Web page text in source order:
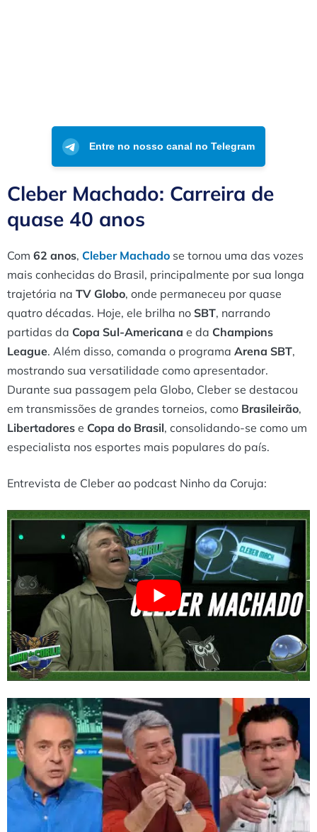
Entre no nosso canal no Telegram
Cleber Machado: Carreira de
quase 40 anos
Com 62 anos, Cleber Machado se tornou uma das vozes
mais conhecidas do Brasil, principalmente por sua longa
trajetória na TV Globo, onde permaneceu por quase
quatro décadas. Hoje, ele brilha no SBT, narrando
partidas da Copa Sul-Americana e da Champions
League. Além disso, comanda o programa Arena SBT,
mostrando sua versatilidade como apresentador.
Durante sua passagem pela Globo, Cleber se destacou
em transmissões de grandes torneios, como Brasileirão,
Libertadores e Copa do Brasil, consolidando-se como um
especialista nos esportes mais populares do país.
Entrevista de Cleber ao podcast Ninho da Coruja: